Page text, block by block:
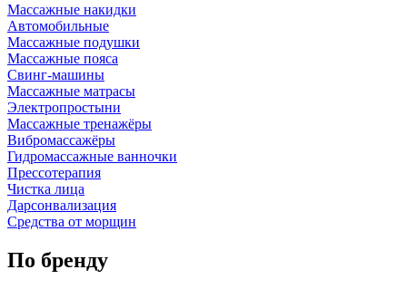
Массажные накидки
Автомобильные
Массажные подушки
Массажные пояса
Свинг-машины
Массажные матрасы
Электропростыни
Массажные тренажёры
Вибромассажёры
Гидромассажные ванночки
Прессотерапия
Чистка лица
Дарсонвализация
Средства от морщин
По бренду